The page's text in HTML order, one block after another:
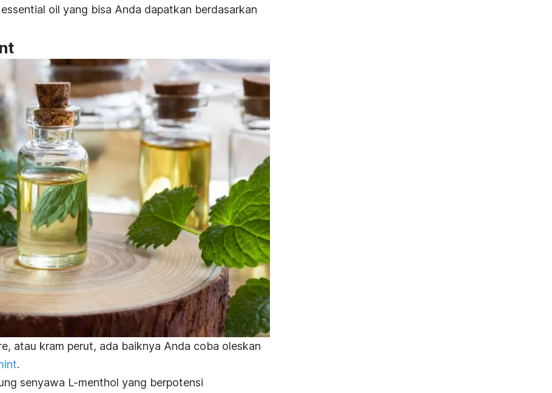
essential oil yang bisa Anda dapatkan berdasarkan
atau kram perut, ada baiknya Anda coba oleskan
.
senyawa L-menthol yang berpotensi